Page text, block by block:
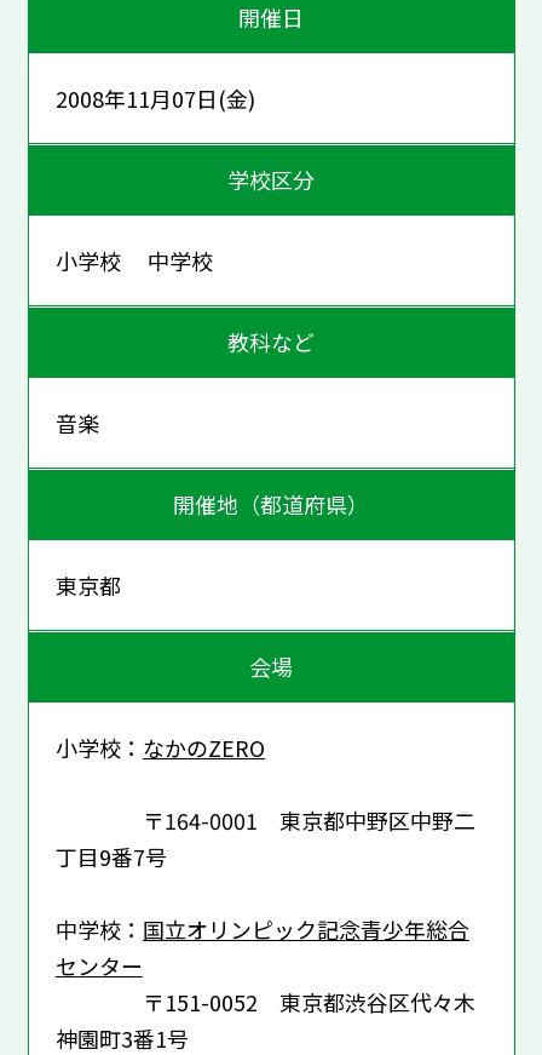
開催日
2008年11月07日(金)
学校区分
小学校 中学校
教科など
音楽
開催地（都道府県）
東京都
会場
小学校： なかのZERO
〒164-0001 東京都中野区中野二
丁目9番7号
中学校： 国立オリンピック記念青少年総合
センター
〒151-0052 東京都渋谷区代々木
神園町3番1号